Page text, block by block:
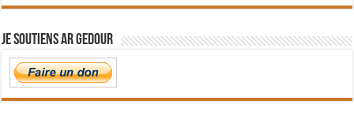
Je soutiens Ar Gedour